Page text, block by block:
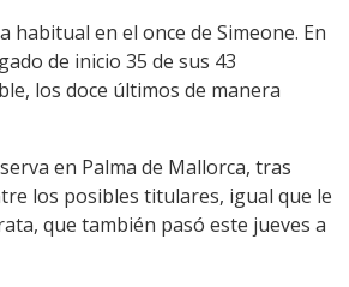
habitual en el once de Simeone. En
de inicio 35 de sus 43
los doce últimos de manera
en Palma de Mallorca, tras
los posibles titulares, igual que le
que también pasó este jueves a